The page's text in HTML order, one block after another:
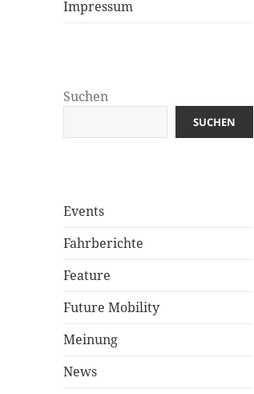
Impressum
Suchen
SUCHEN
Events
Fahrberichte
Feature
Future Mobility
Meinung
News